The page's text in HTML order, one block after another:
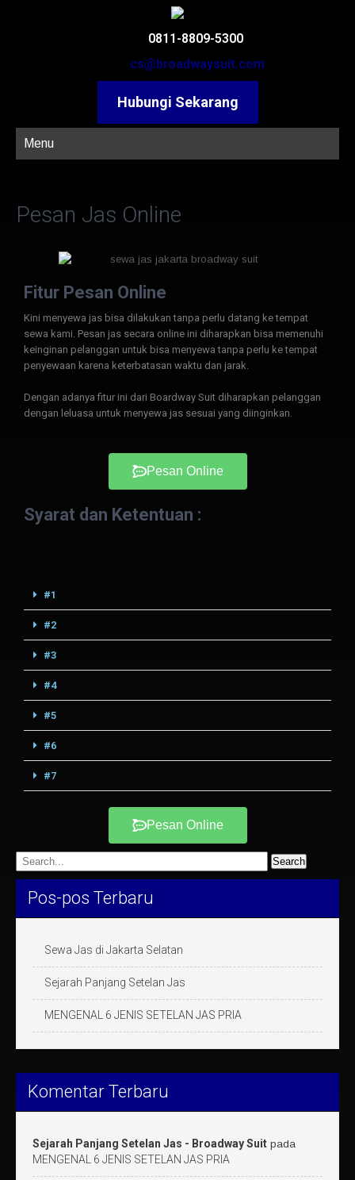
0811-8809-5300
cs@broadwaysuit.com
Hubungi Sekarang
Menu
Pesan Jas Online
Fitur Pesan Online
Kini menyewa jas bisa dilakukan tanpa perlu datang ke tempat
sewa kami. Pesan jas secara online ini diharapkan bisa memenuhi
keinginan pelanggan untuk bisa menyewa tanpa perlu ke tempat
penyewaan karena keterbatasan waktu dan jarak.
Dengan adanya fitur ini dari Boardway Suit diharapkan pelanggan
dengan leluasa untuk menyewa jas sesuai yang diinginkan.
Pesan Online
Syarat dan Ketentuan :
#1
#2
#3
#4
#5
#6
#7
Pesan Online
Pos-pos Terbaru
Sewa Jas di Jakarta Selatan
Sejarah Panjang Setelan Jas
MENGENAL 6 JENIS SETELAN JAS PRIA
Komentar Terbaru
Sejarah Panjang Setelan Jas - Broadway Suit pada
MENGENAL 6 JENIS SETELAN JAS PRIA